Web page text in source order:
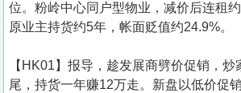
位。粉岭中心同户型物业，减价后连租
原业主持货约5年，帐面贬值约24.9%。
【HK01】报导，趁发展商劈价促销，
尾，持货一年赚12万走。新盘以低价促